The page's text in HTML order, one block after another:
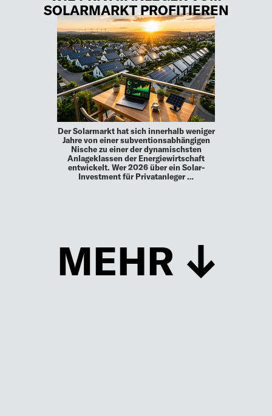
SOLARMARKT PROFITIEREN
Der Solarmarkt hat sich innerhalb weniger
Jahre von einer subventionsabhängigen
Nische zu einer der dynamischsten
Anlageklassen der Energiewirtschaft
entwickelt. Wer 2026 über ein Solar-
Investment für Privatanleger …
MEHR